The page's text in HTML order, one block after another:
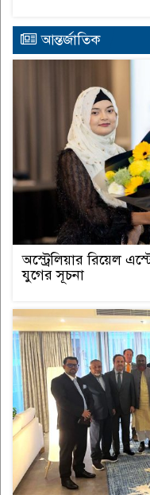
আন্তর্জাতিক
অস্ট্রেলিয়ার রিয়েল
যুগের সূচনা